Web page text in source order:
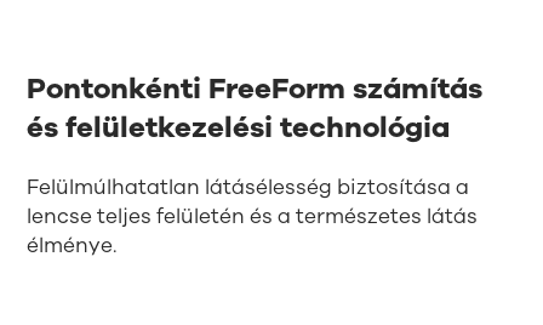
Pontonkénti FreeForm számítás
és felületkezelési technológia
Felülmúlhatatlan látásélesség biztosítása a
lencse teljes felületén és a természetes látás
élménye.